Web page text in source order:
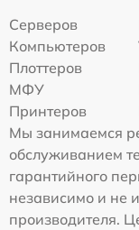
Серверов
Компьютеров
Плоттеров
МФУ
Принтеров
Мы занимаемся
обслуживанием
гарантийного
независимо и не
производителя.